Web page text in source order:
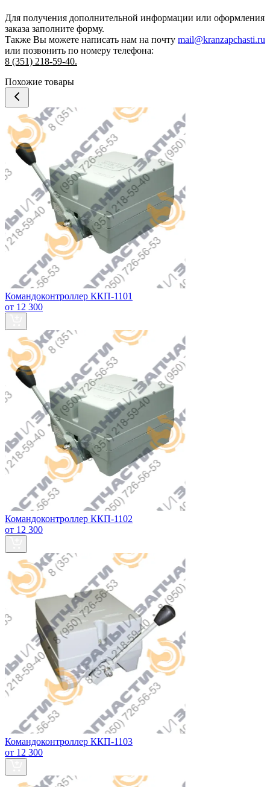
Для получения дополнительной информации или оформления
заказа заполните форму.
Также Вы можете написать нам на почту mail@kranzapchasti.ru
или позвонить по номеру телефона:
8 (351) 218-59-40.
Похожие товары
Командоконтроллер ККП-1101
от 12 300
Командоконтроллер ККП-1102
от 12 300
Командоконтроллер ККП-1103
от 12 300